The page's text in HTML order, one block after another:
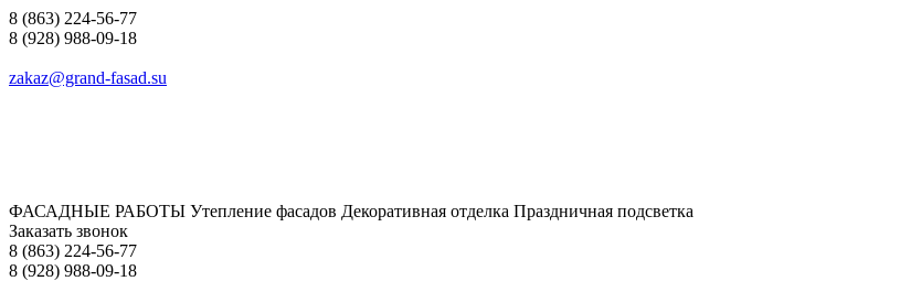
8 (863) 224-56-77
8 (928) 988-09-18
zakaz@grand-fasad.su
ФАСАДНЫЕ РАБОТЫ Утепление фасадов Декоративная отделка Праздничная подсветка
Заказать звонок
8 (863) 224-56-77
8 (928) 988-09-18